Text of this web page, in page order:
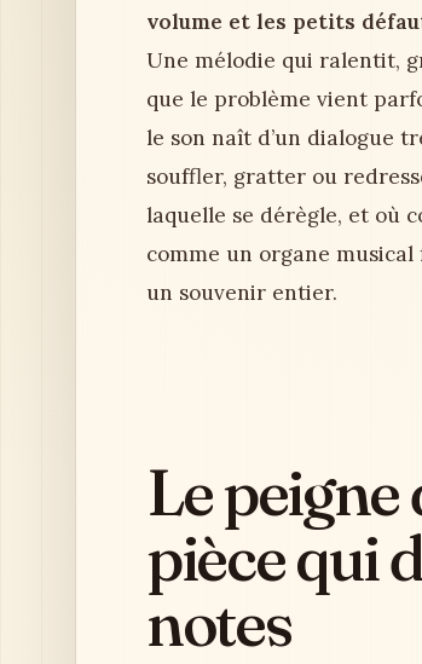
volume et les petits
Une mélodie qui ralentit,
que le problème vient
le son naît d’un dialogue
souffler, gratter ou
laquelle se dérègle, et où
comme un organe
un souvenir entier.
Le peigne
pièce qui
notes